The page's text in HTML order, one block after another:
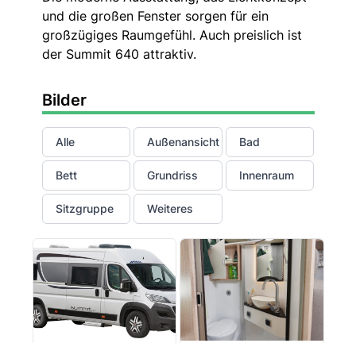
und die großen Fenster sorgen für ein
großzügiges Raumgefühl. Auch preislich ist
der Summit 640 attraktiv.
Bilder
Alle Außenansicht Bad
Bett Grundriss Innenraum
Sitzgruppe Weiteres